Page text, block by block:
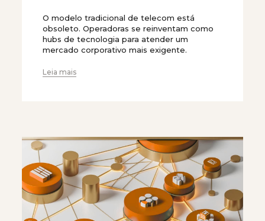
O modelo tradicional de telecom está
obsoleto. Operadoras se reinventam como
hubs de tecnologia para atender um
mercado corporativo mais exigente.
Leia mais